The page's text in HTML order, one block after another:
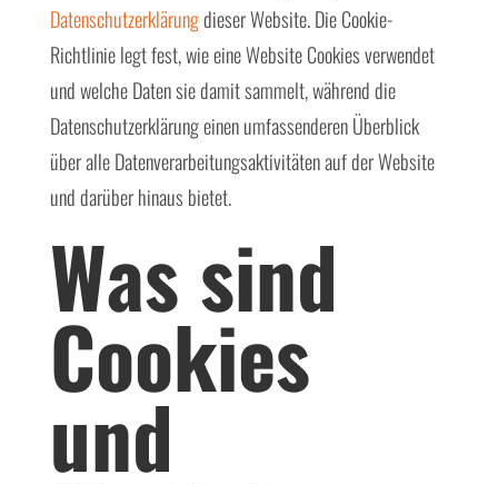
Datenschutzerklärungdieser Website. Die Cookie-
Richtlinie legt fest, wie eine Website Cookies verwendet
und welche Daten sie damit sammelt, während die
Datenschutzerklärung einen umfassenderen Überblick
über alle Datenverarbeitungsaktivitäten auf der Website
und darüber hinaus bietet.
Was sind
Cookies
und